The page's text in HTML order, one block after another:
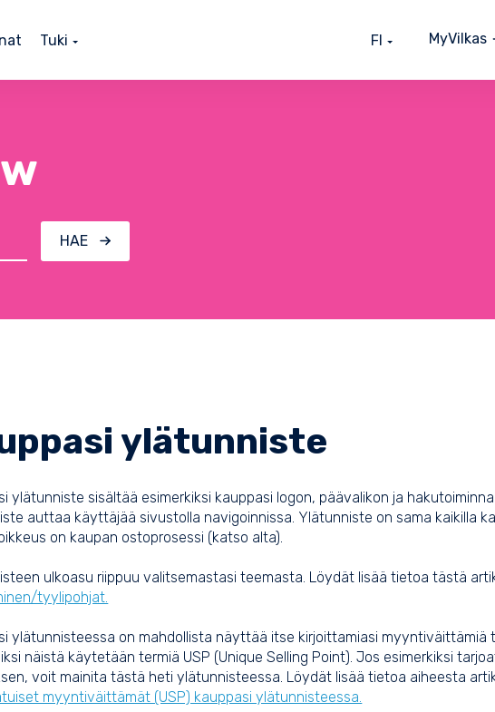
Tuki FI MyVilkas
HAE
ylätunniste
ylätunniste sisältää esimerkiksi kauppasi logon, päävalikon ja
auttaa käyttäjää sivustolla navigoinnissa. Ylätunniste on sama kaikilla
on kaupan ostoprosessi (katso alta).
ulkoasu riippuu valitsemastasi teemasta. Löydät lisää tietoa tästä
tyylipohjat.
ylätunnisteessa on mahdollista näyttää itse kirjoittamiasi myyntiväittämiä
näistä käytetään termiä USP (Unique Selling Point). Jos esimerkiksi
voit mainita tästä heti ylätunnisteessa. Löydät lisää tietoa aiheesta
myyntiväittämät (USP) kauppasi ylätunnisteessa.